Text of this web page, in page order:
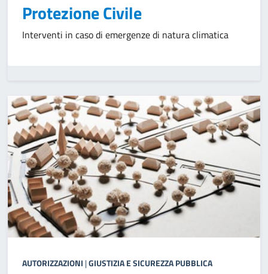
Protezione Civile
Interventi in caso di emergenze di natura climatica
AUTORIZZAZIONI |GIUSTIZIA E SICUREZZA PUBBLICA